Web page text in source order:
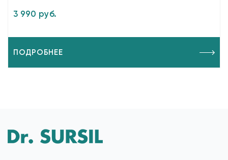
3 990 руб.
ПОДРОБНЕЕ